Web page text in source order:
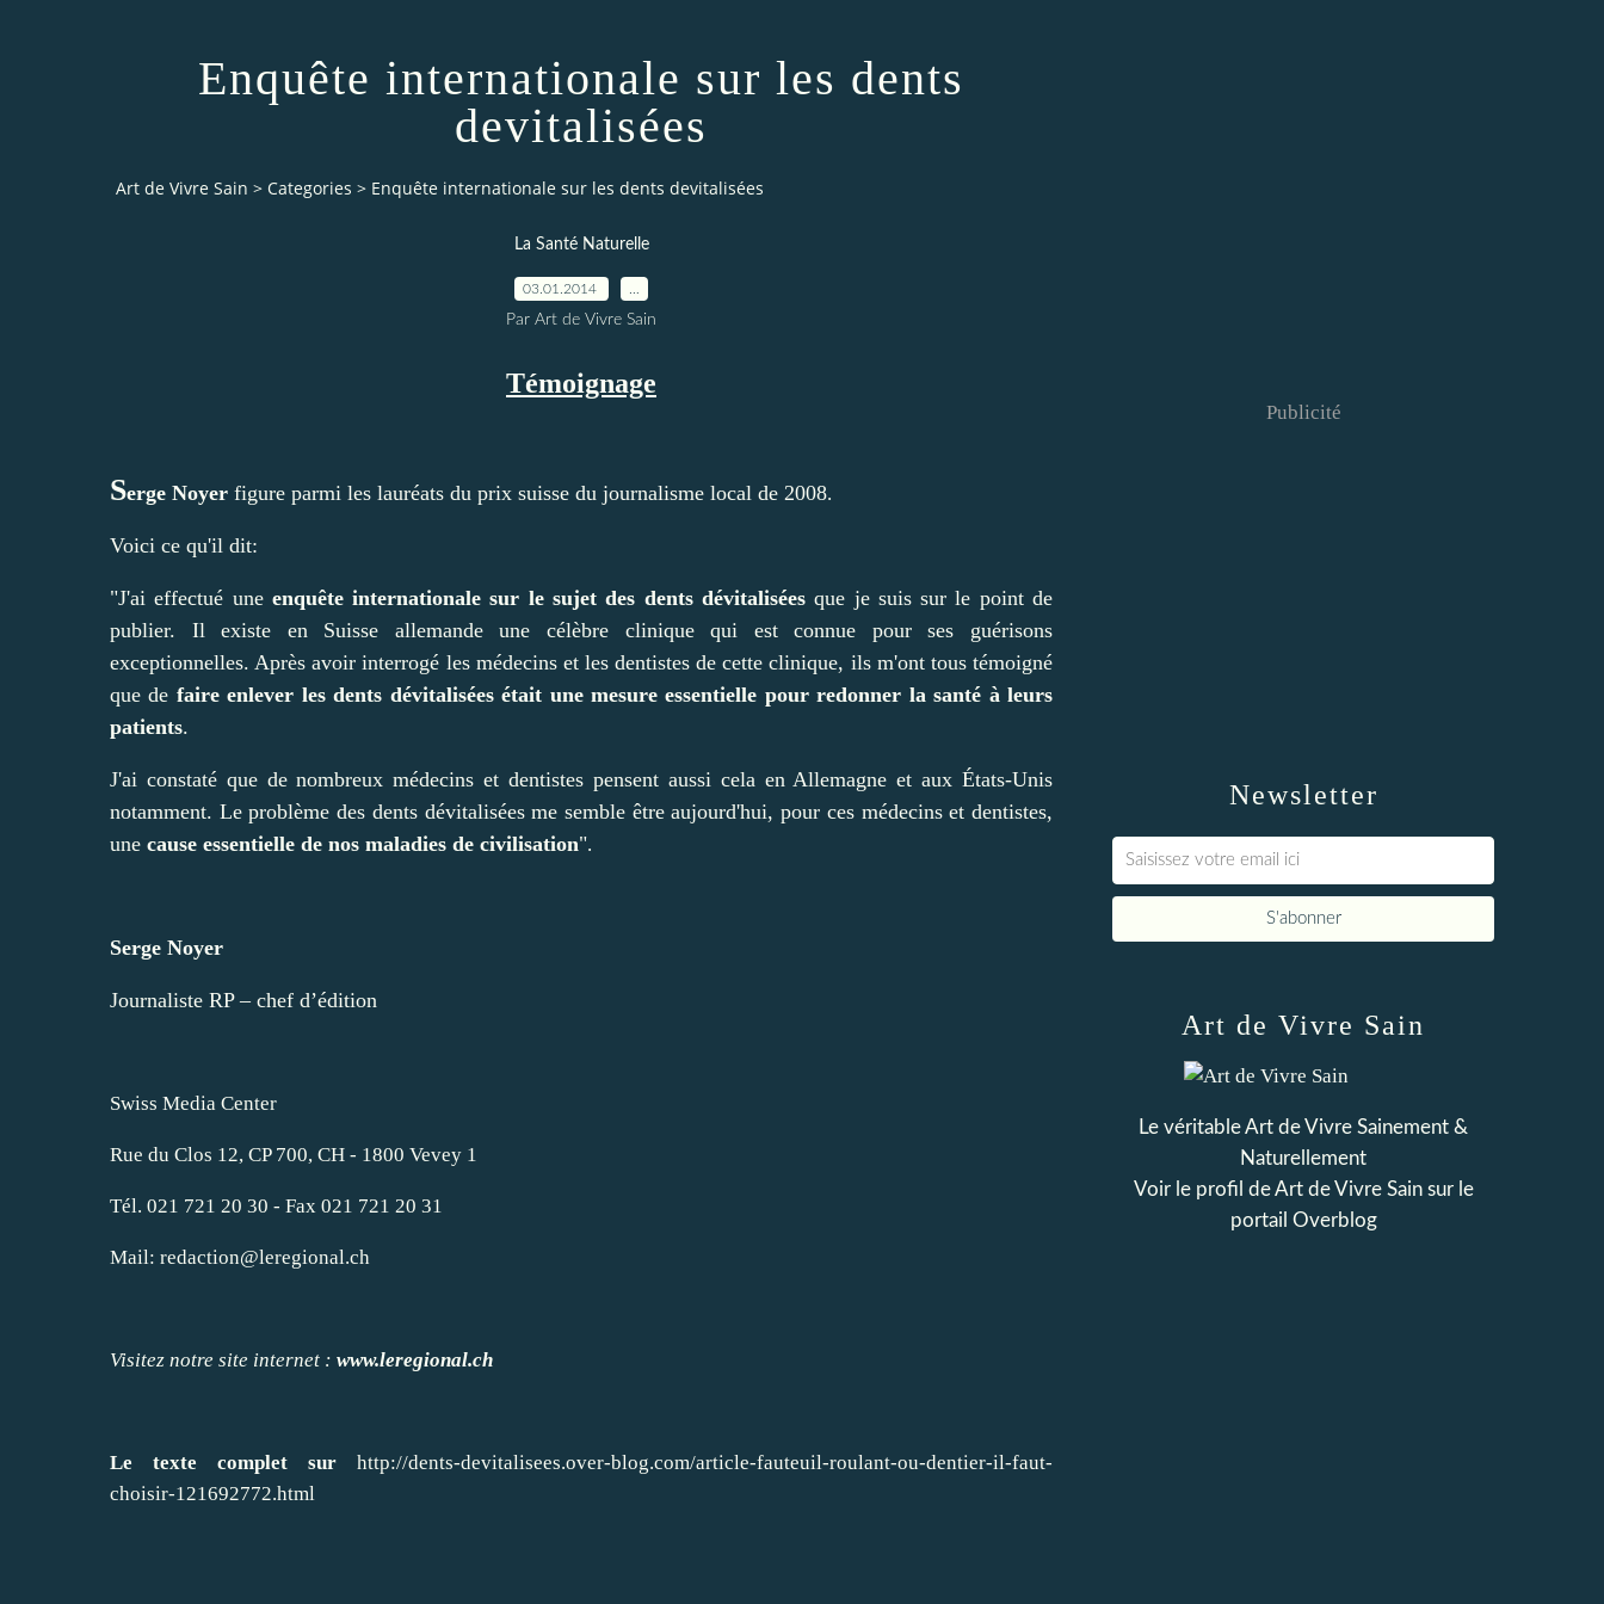
Enquête internationale sur les dents
devitalisées
Art de Vivre Sain > Categories > Enquête internationale sur les dents devitalisées
La Santé Naturelle
03.01.2014
Par Art de Vivre Sain
Témoignage
Serge Noyer figure parmi les lauréats du prix suisse du journalisme local de 2008.
Voici ce qu'il dit:
"J'ai effectué une enquête internationale sur le sujet des dents dévitaliséesque je suis sur le point de
publier. Il existe en Suisse allemande une célèbre clinique qui est connue pour ses guérisons
exceptionnelles. Après avoir interrogé les médecins et les dentistes de cette clinique, ils m'ont tous témoigné
que de faire enlever les dents dévitalisées était une mesure essentielle pour redonner la santé à leurs
patients.
J'ai constaté que de nombreux médecins et dentistes pensent aussi cela en Allemagne et aux États-Unis
notamment. Le problème des dents dévitalisées me semble être aujourd'hui, pour ces médecins et dentistes,
une cause essentielle de nos maladies de civilisation".
Serge Noyer
Journaliste RP – chef d’édition
Swiss Media Center
Rue du Clos 12, CP 700, CH - 1800 Vevey 1
Tél. 021 721 20 30 - Fax 021 721 20 31
Mail: redaction@leregional.ch
Visitez notre site internet : www.leregional.ch
Le texte complet sur http://dents-devitalisees.over-blog.com/article-fauteuil-roulant-ou-dentier-il-faut-
choisir-121692772.html
Newsletter
Publicité
Art de Vivre Sain
Le véritable Art de Vivre Sainement &
Naturellement
Voir le profil deArt de Vivre Sainsur le
portail Overblog